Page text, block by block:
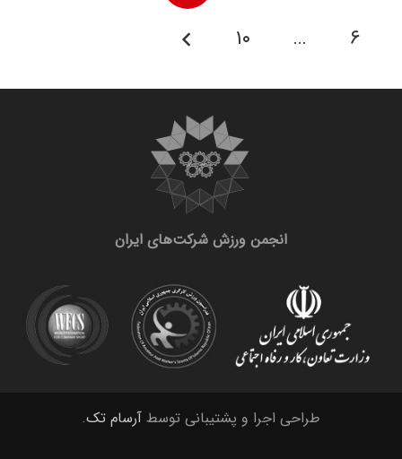
۶
… ۱۰
انجمن ورزش شرکت‌های ایران
طراحی اجرا و پشتیبانی توسط آرسام تک.